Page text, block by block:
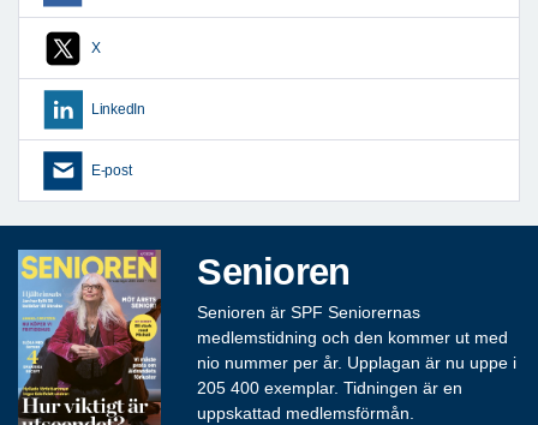
X
LinkedIn
E-post
Senioren
Senioren är SPF Seniorernas
medlemstidning och den kommer ut med
nio nummer per år. Upplagan är nu uppe i
205 400 exemplar. Tidningen är en
uppskattad medlemsförmån.